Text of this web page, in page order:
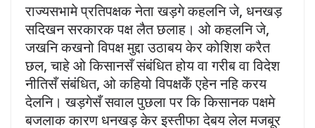
राज्यसभामे प्रतिपक्षक नेता खड़गे कहलनि जे, धनखड़
सदिखन सरकारक पक्ष लैत छलाह। ओ कहलनि जे,
जखनि कखनो विपक्ष मुद्दा उठाबय केर कोशिश करैत
छल, चाहे ओ किसानसँ संबंधित होय वा गरीब वा विदेश
नीतिसँ संबंधित, ओ कहियो विपक्षकेँ एहेन नहि करय
देलनि। खड़गेसँ सवाल पुछला पर कि किसानक पक्षमे
बजलाक कारण धनखड़ केर इस्तीफा देबय लेल मजबूर